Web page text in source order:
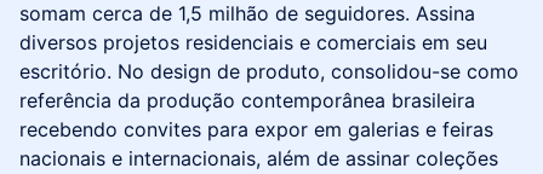
somam cerca de 1,5 milhão de seguidores. Assina
diversos projetos residenciais e comerciais em seu
escritório. No design de produto, consolidou-se como
referência da produção contemporânea brasileira
recebendo convites para expor em galerias e feiras
nacionais e internacionais, além de assinar coleções